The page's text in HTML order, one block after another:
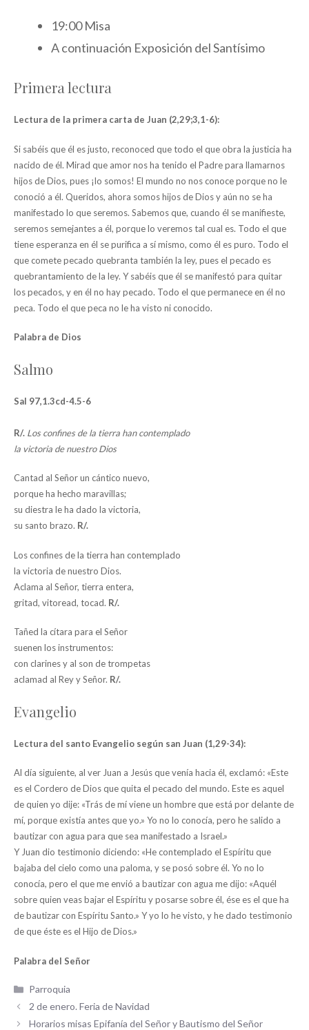
19:00 Misa
A continuación Exposición del Santísimo
Primera lectura
Lectura de la primera carta de Juan (2,29;3,1-6):
Si sabéis que él es justo, reconoced que todo el que obra la justicia ha
nacido de él. Mirad que amor nos ha tenido el Padre para llamarnos
hijos de Dios, pues ¡lo somos! El mundo no nos conoce porque no le
conoció a él. Queridos, ahora somos hijos de Dios y aún no se ha
manifestado lo que seremos. Sabemos que, cuando él se manifieste,
seremos semejantes a él, porque lo veremos tal cual es. Todo el que
tiene esperanza en él se purifica a sí mismo, como él es puro. Todo el
que comete pecado quebranta también la ley, pues el pecado es
quebrantamiento de la ley. Y sabéis que él se manifestó para quitar
los pecados, y en él no hay pecado. Todo el que permanece en él no
peca. Todo el que peca no le ha visto ni conocido.
Palabra de Dios
Salmo
Sal 97,1.3cd-4.5-6
R/. Los confines de la tierra han contemplado
la victoria de nuestro Dios
Cantad al Señor un cántico nuevo,
porque ha hecho maravillas;
su diestra le ha dado la victoria,
su santo brazo. R/.
Los confines de la tierra han contemplado
la victoria de nuestro Dios.
Aclama al Señor, tierra entera,
gritad, vitoread, tocad. R/.
Tañed la cítara para el Señor
suenen los instrumentos:
con clarines y al son de trompetas
aclamad al Rey y Señor. R/.
Evangelio
Lectura del santo Evangelio según san Juan (1,29-34):
Al día siguiente, al ver Juan a Jesús que venía hacia él, exclamó: «Este
es el Cordero de Dios que quita el pecado del mundo. Este es aquel
de quien yo dije: «Trás de mí viene un hombre que está por delante de
mí, porque existía antes que yo.» Yo no lo conocía, pero he salido a
bautizar con agua para que sea manifestado a Israel.»
Y Juan dio testimonio diciendo: «He contemplado el Espíritu que
bajaba del cielo como una paloma, y se posó sobre él. Yo no lo
conocía, pero el que me envió a bautizar con agua me dijo: «Aquél
sobre quien veas bajar el Espíritu y posarse sobre él, ése es el que ha
de bautizar con Espíritu Santo.» Y yo lo he visto, y he dado testimonio
de que éste es el Hijo de Dios.»
Palabra del Señor
Categorías
Parroquia
2 de enero. Feria de Navidad
Horarios misas Epifanía del Señor y Bautismo del Señor